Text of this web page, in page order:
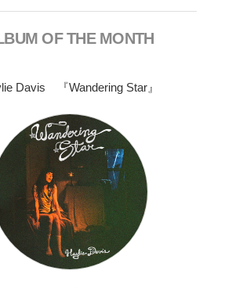
OF THE MONTH
Davis 『Wandering Star』